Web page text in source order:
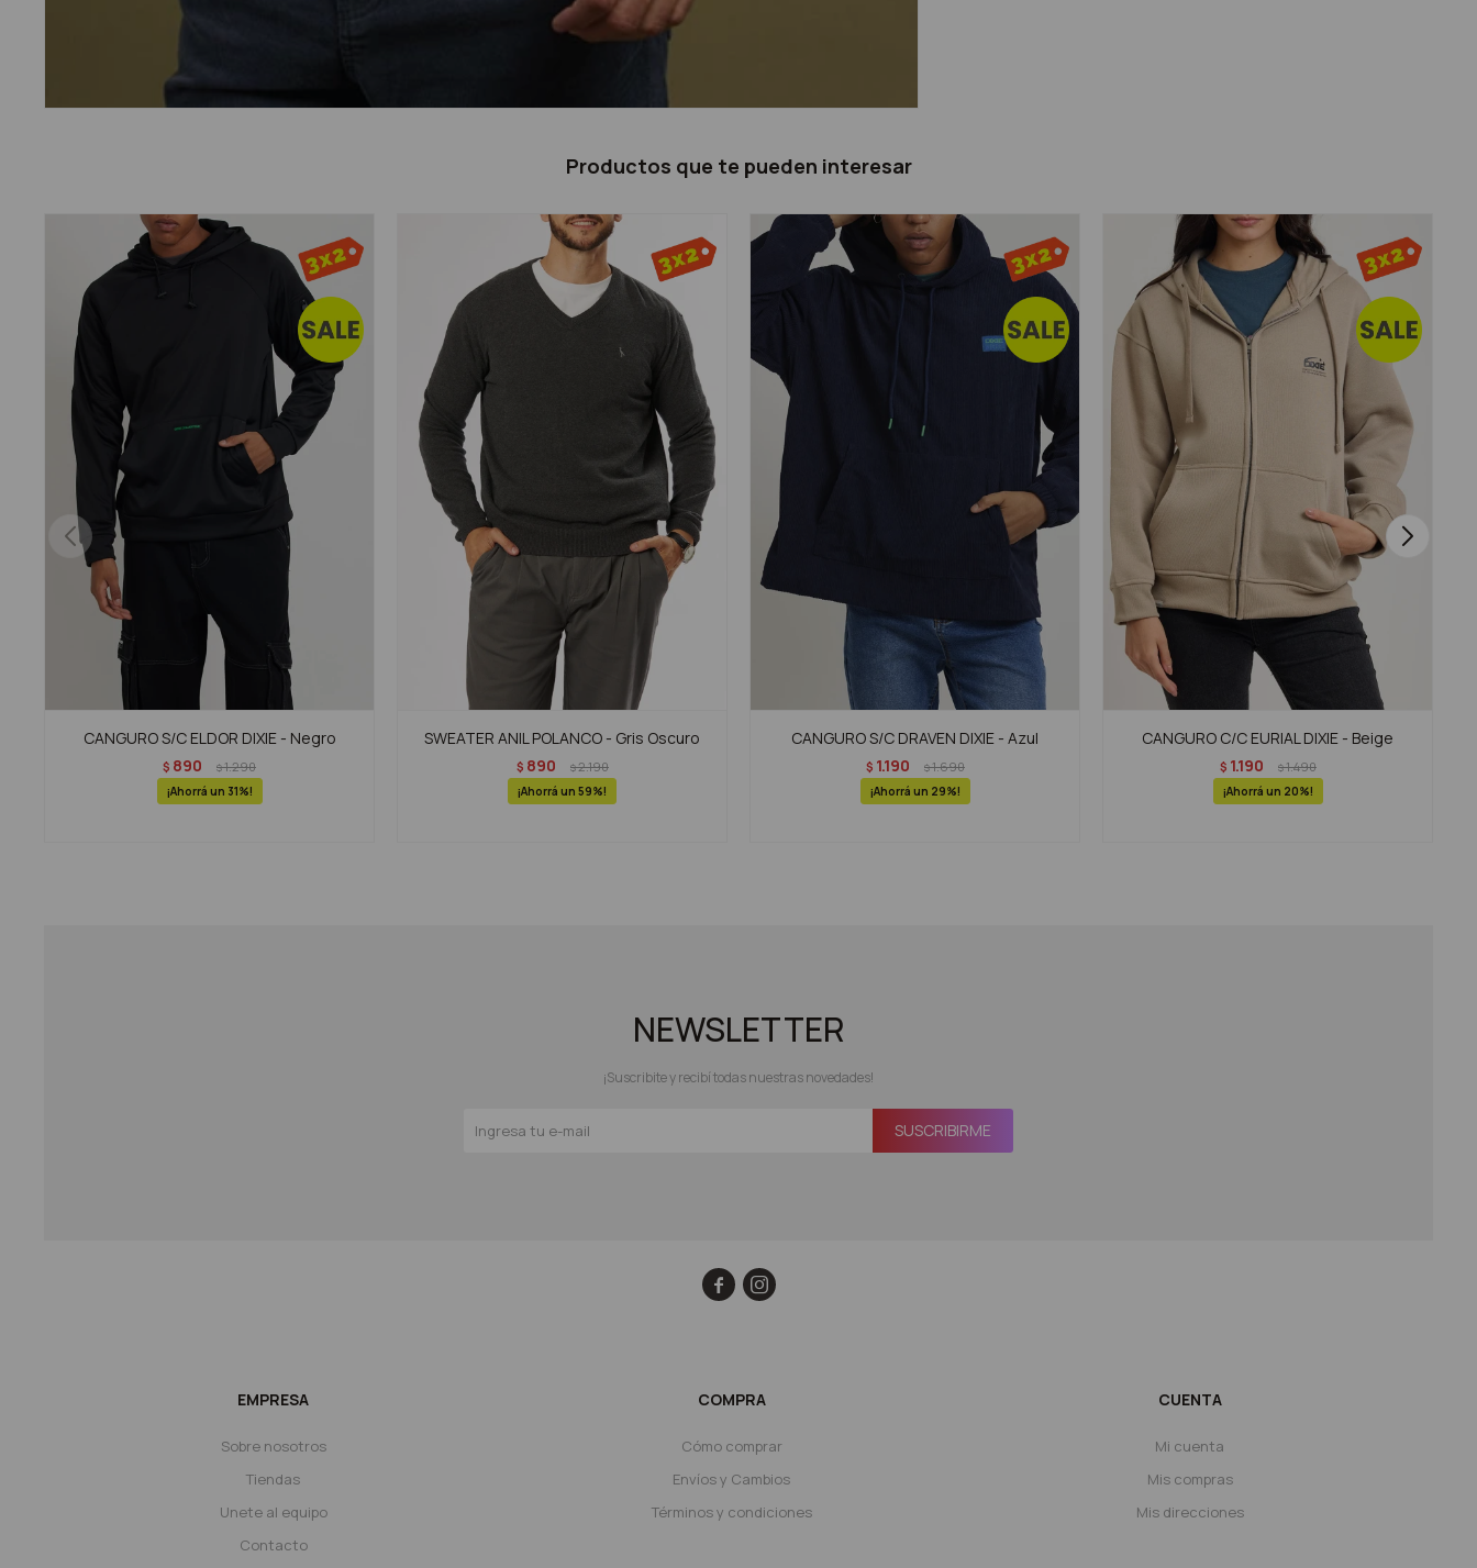
Productos que te pueden interesar
CANGURO S/C ELDOR DIXIE - Negro
$ 890 $1.290
31
SWEATER ANIL POLANCO - Gris Oscuro
$ 890 $2.190
59
CANGURO S/C DRAVEN DIXIE - Azul
$ 1.190 $1.690
29
CANGURO C/C EURIAL DIXIE - Beige
$ 1.190 $1.490
20
EMPRESA
Sobre nosotros
Tiendas
Unete al equipo
Contacto
COMPRA
Cómo comprar
Envíos y Cambios
Términos y condiciones
CUENTA
Mi cuenta
Mis compras
Mis direcciones
NEWSLETTER
¡Suscribite y recibí todas nuestras novedades!
SUSCRIBIRME
 